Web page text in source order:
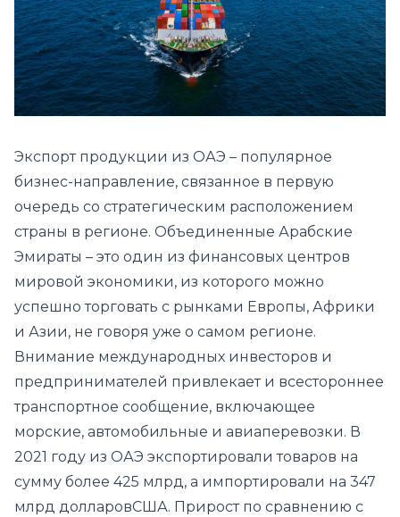
Экспорт продукции из ОАЭ – популярное
бизнес-направление, связанное в первую
очередь со стратегическим расположением
страны в регионе. Объединенные Арабские
Эмираты – это один из финансовых центров
мировой экономики, из которого можно
успешно торговать с рынками Европы, Африки
и Азии, не говоря уже о самом регионе.
Внимание международных инвесторов и
предпринимателей привлекает и всестороннее
транспортное сообщение, включающее
морские, автомобильные и авиаперевозки. В
2021 году из ОАЭ экспортировали товаров на
сумму более 425 млрд, а импортировали на 347
млрд долларовСША. Прирост по сравнению с